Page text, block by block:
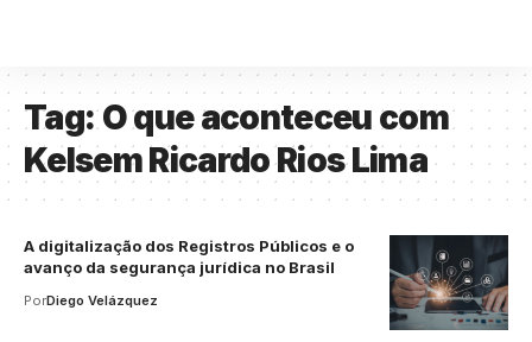
Tag:O que aconteceu com
Kelsem Ricardo Rios Lima
A digitalização dos Registros Públicos e o
avanço da segurança jurídica no Brasil
PorDiego Velázquez